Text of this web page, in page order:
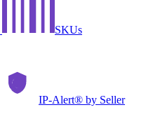
SKUs
IP-Alert® by Seller